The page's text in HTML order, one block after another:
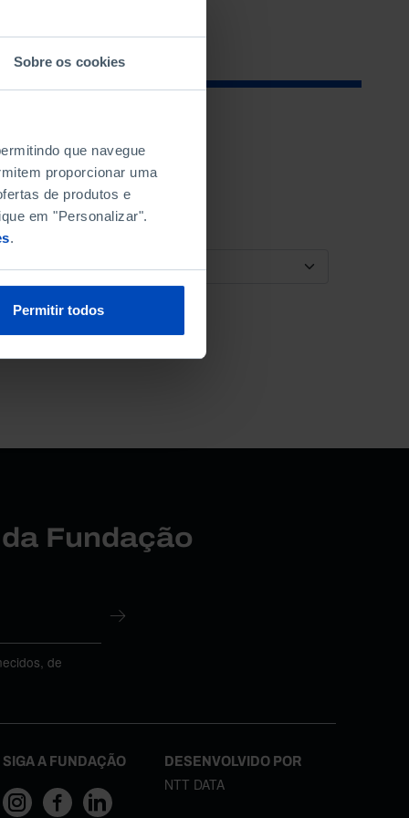
Sobre os cookies
que navegue
proporcionar uma
de produtos e
em "Personalizar".
.
Permitir todos
ORDENAR POR
Fundação
de
SIGA A FUNDAÇÃO DESENVOLVIDO POR
NTT DATA